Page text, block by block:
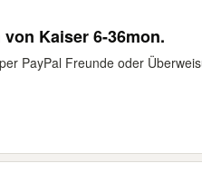
Kaiser 6-36mon.
PayPal Freunde oder